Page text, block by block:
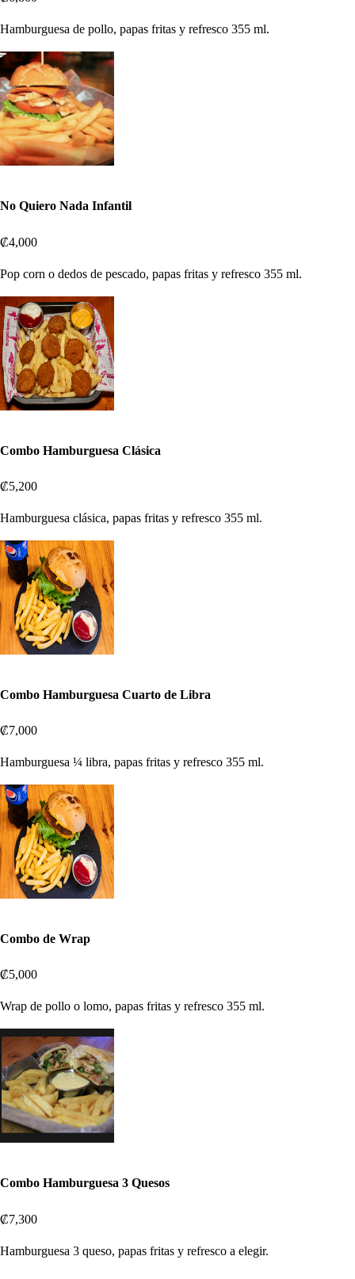
Hamburguesa de pollo, papas fritas y refresco 355 ml.
No Quiero Nada Infantil
₡4,000
Pop corn o dedos de pescado, papas fritas y refresco 355 ml.
Combo Hamburguesa Clásica
₡5,200
Hamburguesa clásica, papas fritas y refresco 355 ml.
Combo Hamburguesa Cuarto de Libra
₡7,000
Hamburguesa ¼ libra, papas fritas y refresco 355 ml.
Combo de Wrap
₡5,000
Wrap de pollo o lomo, papas fritas y refresco 355 ml.
Combo Hamburguesa 3 Quesos
₡7,300
Hamburguesa 3 queso, papas fritas y refresco a elegir.